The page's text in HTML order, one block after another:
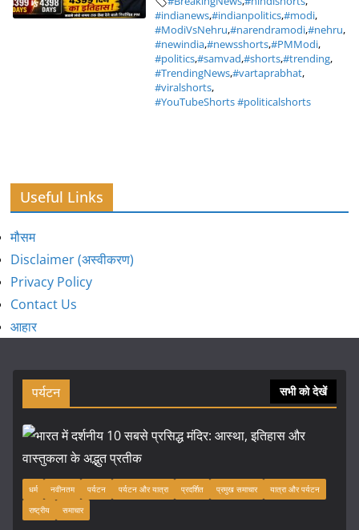
#indianews,#indianpolitics,#modi,
#ModiVsNehru,#narendramodi,#nehru,
#newindia,#newsshorts,#PMModi,
#politics,#samvad,#shorts,#trending,
#TrendingNews,#vartaprabhat,
#viralshorts,
#YouTubeShorts #politicalshorts
Useful Links
मौसम
Disclaimer (अस्वीकरण)
Privacy Policy
Contact Us
आहार
पर्यटन सभी को देखें
धर्म नवीनतम पर्यटन पर्यटन और यात्रा प्रदर्शित प्रमुख समाचार
यात्रा और पर्यटन
राष्ट्रीय
समाचार